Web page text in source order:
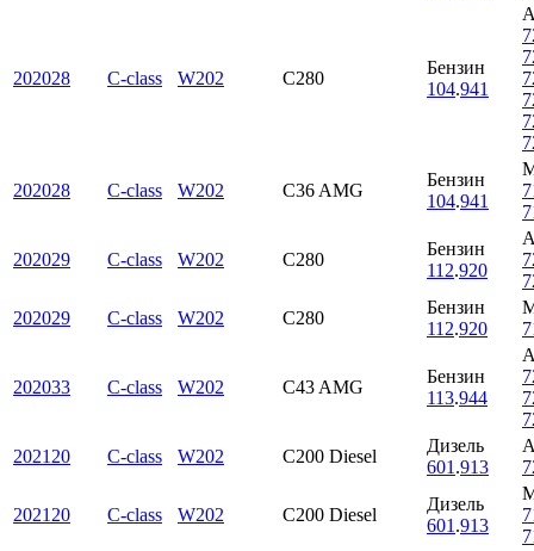
202028 C-class W202 C280
Бензин
104.941
202028 C-class W202 C36 AMG
Бензин
104.941
202029 C-class W202 C280
Бензин
112.920
202029
C-class W202 C280
Бензин
112.920
202033 C-class W202 C43 AMG
Бензин
113.944
202120
C-class W202 C200 Diesel
Дизель
601 .913
202120 C-class W202 C200 Diesel
Дизель
601 .913